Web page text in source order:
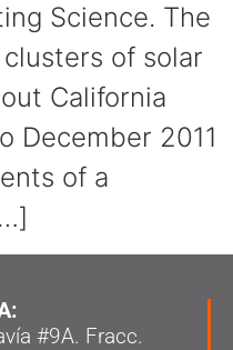
Science. The
of solar
California
December 2011
of a
#9A. Fracc.